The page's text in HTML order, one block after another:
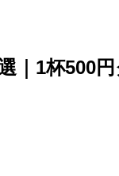
｜1杯500